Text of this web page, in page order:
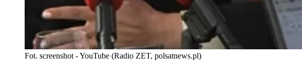
Fot. screenshot - YouTube (Radio ZET, polsatnews.pl)